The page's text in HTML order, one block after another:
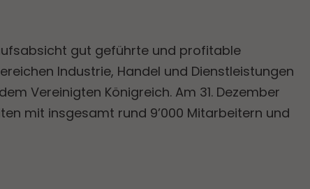
gut geführte und profitable
Industrie, Handel und Dienstleistungen
Vereinigten Königreich. Am 31. Dezember
mit insgesamt rund 9’000 Mitarbeitern und